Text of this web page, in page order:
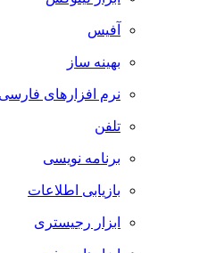
آفیس
بهینه ساز
نرم افزارهای فارسی
تلفن
برنامه نویسی
بازیابی اطلاعات
ابزار رجیستری